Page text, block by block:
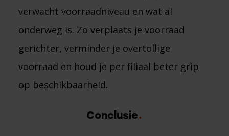
verwacht voorraadniveau en wat al
onderweg is. Zo verplaats je voorraad
gerichter, verminder je overtollige
voorraad en houd je per filiaal beter grip
op beschikbaarheid.
Conclusie